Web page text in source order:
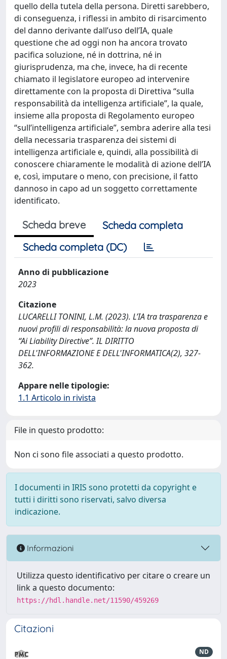
quello della tutela della persona. Diretti sarebbero,
di conseguenza, i riflessi in ambito di risarcimento
del danno derivante dall’uso dell’IA, quale
questione che ad oggi non ha ancora trovato
pacifica soluzione, né in dottrina, né in
giurisprudenza, ma che, invece, ha di recente
chiamato il legislatore europeo ad intervenire
direttamente con la proposta di Direttiva “sulla
responsabilità da intelligenza artificiale”, la quale,
insieme alla proposta di Regolamento europeo
“sull’intelligenza artificiale”, sembra aderire alla tesi
della necessaria trasparenza dei sistemi di
intelligenza artificiale e, quindi, alla possibilità di
conoscere chiaramente le modalità di azione dell’IA
e, così, imputare o meno, con precisione, il fatto
dannoso in capo ad un soggetto correttamente
identificato.
Scheda breve
Scheda completa
Scheda completa (DC)
Anno di pubblicazione
2023
Citazione
LUCARELLI TONINI, L.M. (2023). L’IA tra trasparenza e
nuovi profili di responsabilità: la nuova proposta di
“Ai Liability Directive”. IL DIRITTO
DELL'INFORMAZIONE E DELL'INFORMATICA(2), 327-
362.
Appare nelle tipologie:
1.1 Articolo in rivista
File in questo prodotto:
Non ci sono file associati a questo prodotto.
I documenti in IRIS sono protetti da copyright e
tutti i diritti sono riservati, salvo diversa
indicazione.
Informazioni
Utilizza questo identificativo per citare o creare un
link a questo documento:
https://hdl.handle.net/11590/459269
Citazioni
ND